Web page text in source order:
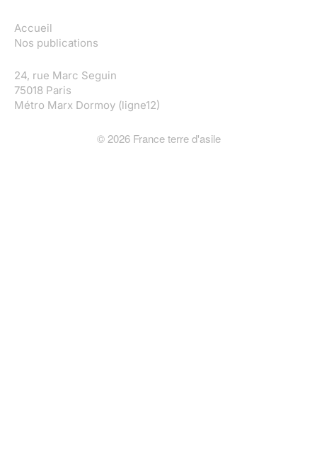
Accueil
Nos publications
24, rue Marc Seguin
75018 Paris
Métro Marx Dormoy (ligne12)
© 2026France terre d'asile